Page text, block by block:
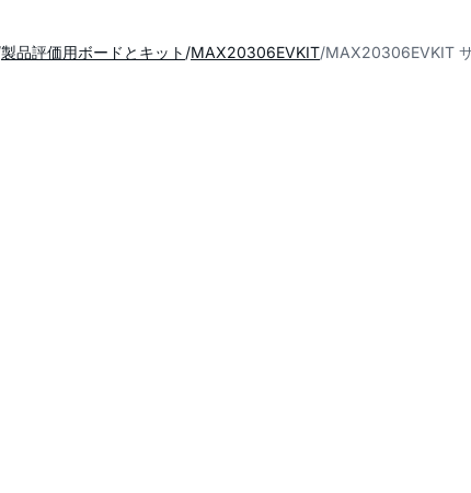
製品評価用ボードとキット MAX20306EVKIT MAX20306EVKIT